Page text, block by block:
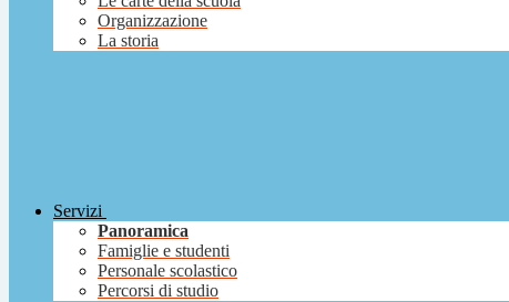
Organizzazione
La storia
Servizi
Panoramica
Famiglie e studenti
Personale scolastico
Percorsi di studio